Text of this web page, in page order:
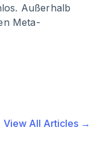
Außerhalb
Meta-
View All Articles →